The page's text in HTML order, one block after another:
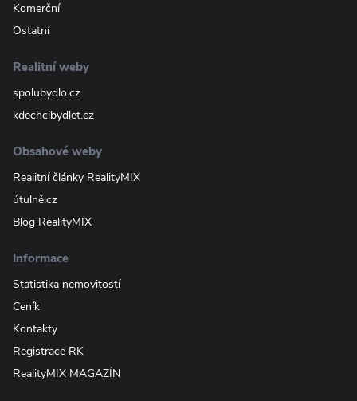
Komerční
Ostatní
Realitní weby
spolubydlo.cz
kdechcibydlet.cz
Obsahové weby
Realitní články RealityMIX
útulně.cz
Blog RealityMIX
Informace
Statistika nemovitostí
Ceník
Kontakty
Registrace RK
RealityMIX MAGAZÍN